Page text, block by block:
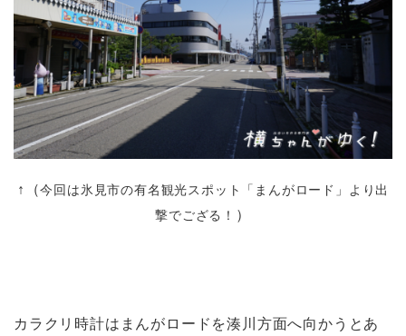
↑（今回は氷見市の有名観光スポット「まんがロード」より出
撃でござる！ ）
カラクリ時計はまんがロードを湊川方面へ向かうとあ